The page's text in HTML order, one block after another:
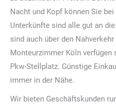
Nacht und Kopf können Sie
Unterkünfte sind alle gut an
sind auch über den
Monteurzimmer Köln
Pkw-Stellplatz. Günstige
immer in der Nähe.
Wir bieten Geschäftskunden